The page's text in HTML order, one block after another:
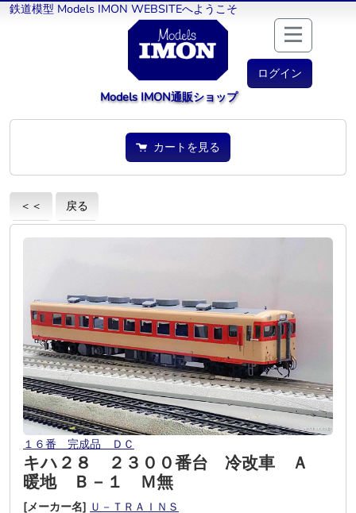
鉄道模型 Models IMON WEBSITEへようこそ
ログイン
Models IMON通販ショップ
カートを見る
＜＜ 戻る
１６番 完成品 ＤＣ
キハ２８ ２３００番台 冷改車 Ａ
暖地 Ｂ－１ Ｍ無
[メーカー名] Ｕ－ＴＲＡＩＮＳ